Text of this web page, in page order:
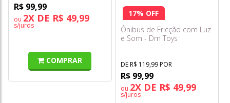
R$ 99,99
ou 2X DE R$ 49,99
s/juros
COMPRAR
17% OFF
Ônibus de Fricção com Luz
e Som - Dm Toys
DE R$ 119,99 POR
R$ 99,99
ou 2X DE R$ 49,99
s/juros